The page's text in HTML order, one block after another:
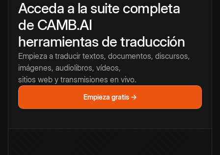
Acceda a la suite completa
de CAMB.AI
herramientas de traducción
Empieza a traducir textos, documentos, discursos,
imágenes, audiolibros, vídeos,
sitios web y transmisiones en vivo.
Empieza gratis →